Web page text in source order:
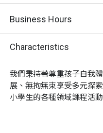
Business Hours
Characteristics
我們秉持著尊重孩子自我
展、無拘無束享受多元探
小學生的各種領域課程活